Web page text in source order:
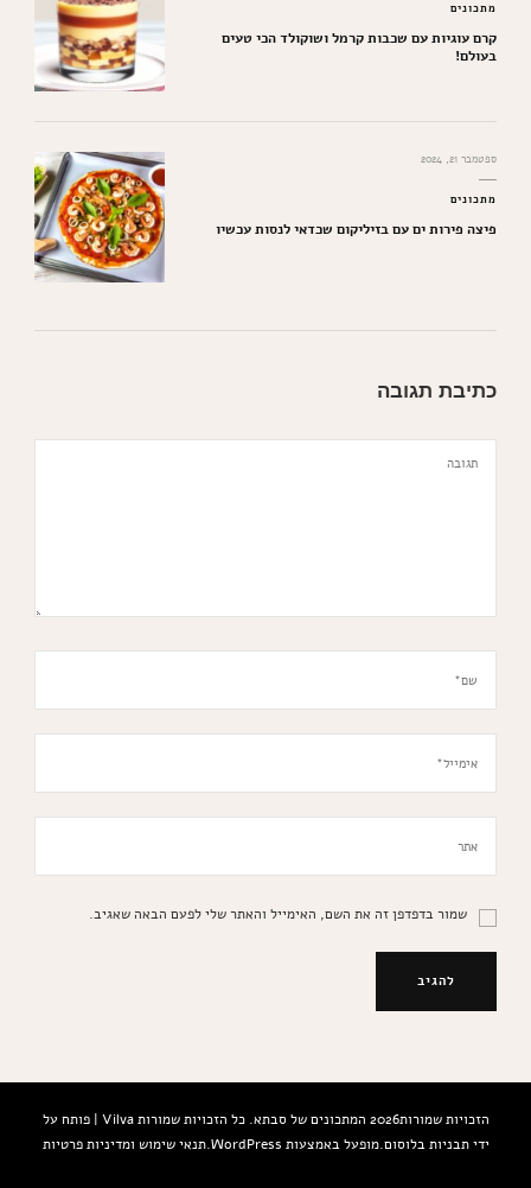
מתכונים
קרם עוגיות עם שכבות קרמל ושוקולד הכי טעים
בעולם!
ספטמבר 21, 2024
מתכונים
פיצה פירות ים עם בזיליקום שכדאי לנסות עכשיו
כתיבת תגובה
שמור בדפדפן זה את השם, האימייל והאתר שלי לפעם הבאה שאגיב.
הזכויות שמורות2026 המתכונים של סבתא. כל הזכויות שמורות
Vilva | פותח על
ידיתבניות בלוסום.מופעל באמצעות WordPress
.תנאי שימוש ומדיניות פרטיות